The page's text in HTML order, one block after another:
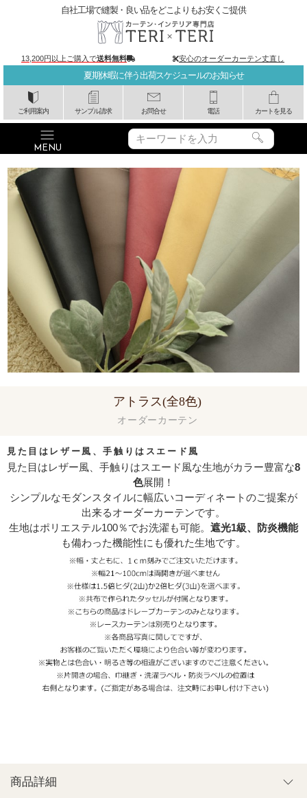
夏期休暇に伴う出荷スケジュールのお知らせ
ご利用案内 サンプル請求 お問合せ 電話 カートを見る
自社工場で縫製・良い品をどこよりもお安くご提供
13,200円以上ご購入で送料無料 安心のオーダーカーテン丈直し
見た目はレザー風、手触りはスエード風
オーダーカーテン
アトラス(全8色)
見た目はレザー風、手触りはスエード風な生地がカラー豊富な8
色展開！
シンプルなモダンスタイルに幅広いコーディネートのご提案が
出来るオーダーカーテンです。
生地はポリエステル100％でお洗濯も可能。 遮光1級、防炎機能
も備わった機能性にも優れた生地です。
商品詳細